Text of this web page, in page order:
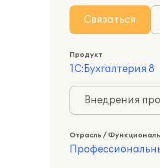
Связаться
Продукт
1С:Бухгалтерия 8
Внедрения
Отрасль /